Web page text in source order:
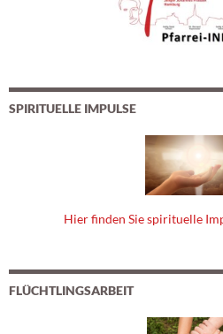
SPIRITUELLE IMPULSE
Hier finden Sie spirituelle
FLÜCHTLINGSARBEIT